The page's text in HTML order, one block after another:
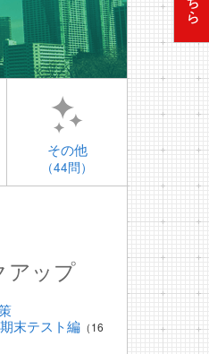
その他
（44問）
アップ
末テスト編 （16